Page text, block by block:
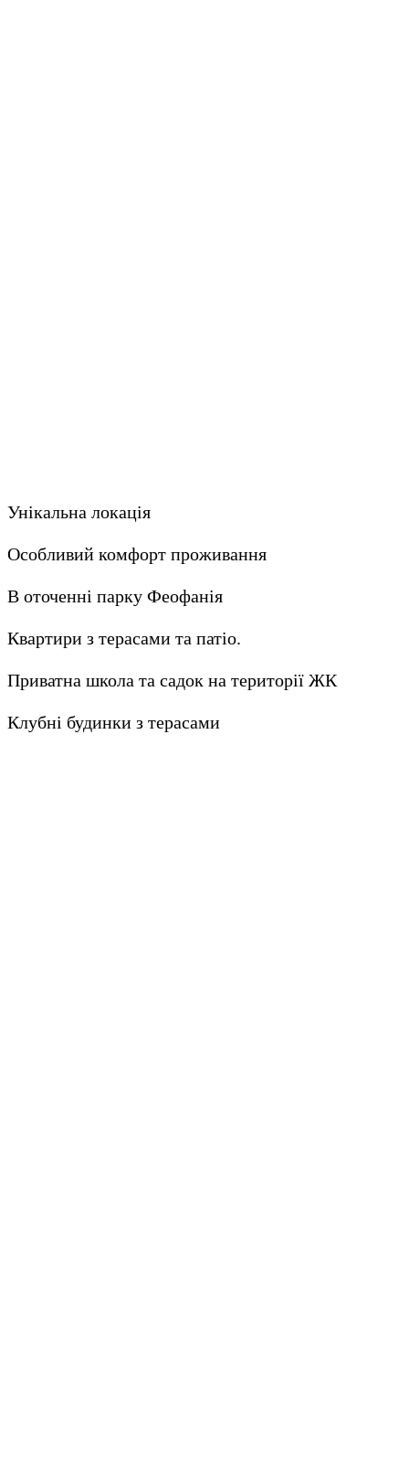
Унікальна локація
Особливий комфорт проживання
В оточенні парку Феофанія
Квартири з терасами та патіо.
Приватна школа та садок на території ЖК
Клубні будинки з терасами